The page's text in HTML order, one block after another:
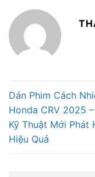
Dán Phim Cách
Honda CRV 2025
Kỹ Thuật Mới Phát
Hiệu Quả